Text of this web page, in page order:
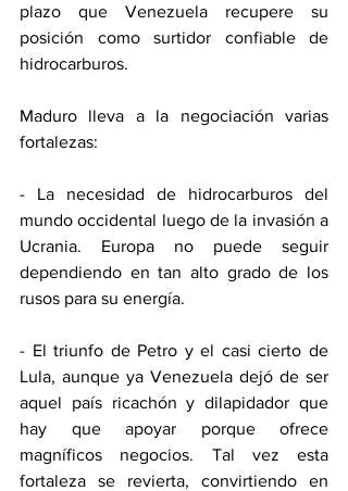
plazo que Venezuela recupere su
posición como surtidor confiable de
hidrocarburos.
Maduro lleva a la negociación varias
fortalezas:
- La necesidad de hidrocarburos del
mundo occidental luego de la invasión a
Ucrania. Europa no puede seguir
dependiendo en tan alto grado de los
rusos para su energía.
- El triunfo de Petro y el casi cierto de
Lula, aunque ya Venezuela dejó de ser
aquel país ricachón y dilapidador que
hay que apoyar porque ofrece
magníficos negocios. Tal vez esta
fortaleza se revierta, convirtiendo en